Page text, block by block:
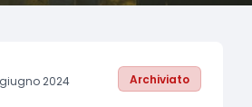
2024 Archiviato